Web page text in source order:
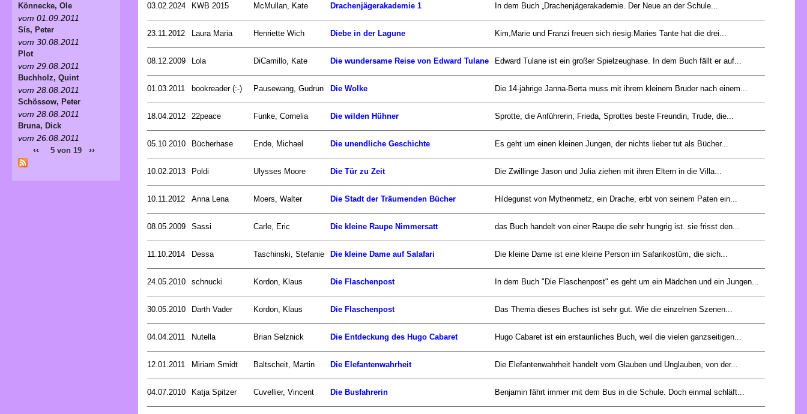
03.02.2024 KWB 2015 McMullan, Kate Drachenjägerakademie 1 In dem Buch „Drachenjägerakademie. Der Neue an der Schule...
23.11.2012 Laura Maria Henriette Wich Diebe in der Lagune Kim,Marie und Franzi freuen sich riesig:Maries Tante hat die drei...
08.12.2009 Lola DiCamillo, Kate Die wundersame Reise von Edward Tulane Edward Tulane ist ein großer Spielzeughase. In dem Buch fällt er auf...
01.03.2011 bookreader (:-) Pausewang, Gudrun Die Wolke Die 14-jährige Janna-Berta muss mit ihrem kleinem Bruder nach einem...
18.04.2012 22peace Funke, Cornelia Die wilden Hühner Sprotte, die Anführerin, Frieda, Sprottes beste Freundin, Trude, die...
05.10.2010 Bücherhase Ende, Michael Die unendliche Geschichte Es geht um einen kleinen Jungen, der nichts lieber tut als Bücher...
10.02.2013 Poldi Ulysses Moore Die Tür zu Zeit Die Zwillinge Jason und Julia ziehen mit ihren Eltern in die Villa...
10.11.2012 Anna Lena Moers, Walter Die Stadt der Träumenden Bücher Hildegunst von Mythenmetz, ein Drache, erbt von seinem Paten ein...
08.05.2009 Sassi Carle, Eric Die kleine Raupe Nimmersatt das Buch handelt von einer Raupe die sehr hungrig ist. sie frisst den...
11.10.2014 Dessa Taschinski, Stefanie Die kleine Dame auf Salafari Die kleine Dame ist eine kleine Person im Safarikostüm, die sich...
24.05.2010 schnucki Kordon, Klaus Die Flaschenpost In dem Buch "Die Flaschenpost" es geht um ein Mädchen und ein Jungen...
30.05.2010 Darth Vader Kordon, Klaus Die Flaschenpost Das Thema dieses Buches ist sehr gut. Wie die einzelnen Szenen...
04.04.2011 Nutella Brian Selznick Die Entdeckung des Hugo Cabaret Hugo Cabaret ist ein erstaunliches Buch, weil die vielen ganzseitigen...
12.01.2011 Miriam Smidt Baltscheit, Martin Die Elefantenwahrheit Die Elefantenwahrheit handelt vom Glauben und Unglauben, von der...
04.07.2010 Katja Spitzer Cuvellier, Vincent Die Busfahrerin Benjamin fährt immer mit dem Bus in die Schule. Doch einmal schläft...
Könnecke, Ole
vom 01.09.2011
Sís, Peter
vom 30.08.2011
Plot
vom 29.08.2011
Buchholz, Quint
vom 28.08.2011
Schössow, Peter
vom 28.08.2011
Bruna, Dick
vom 26.08.2011
‹‹ 5 von 19 ››